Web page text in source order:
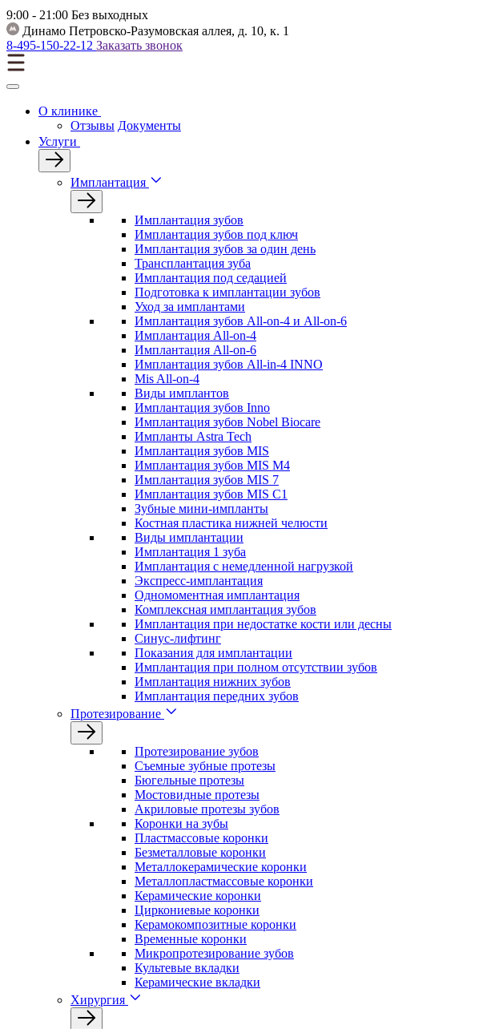
9:00 - 21:00 Без выходных
Динамо Петровско-Разумовская аллея, д. 10, к. 1
8-495-150-22-12 Заказать звонок
О клинике
Отзывы Документы
Услуги
Имплантация
Имплантация зубов
Имплантация зубов под ключ
Имплантация зубов за один день
Трансплантация зуба
Имплантация под седацией
Подготовка к имплантации зубов
Уход за имплантами
Имплантация зубов All-on-4 и All-on-6
Имплантация All-on-4
Имплантация All-on-6
Имплантация зубов All-in-4 INNO
Mis All-on-4
Виды имплантов
Имплантация зубов Inno
Имплантация зубов Nobel Biocare
Импланты Astra Tech
Имплантация зубов MIS
Имплантация зубов MIS M4
Имплантация зубов MIS 7
Имплантация зубов MIS C1
Зубные мини-импланты
Костная пластика нижней челюсти
Виды имплантации
Имплантация 1 зуба
Имплантация с немедленной нагрузкой
Экспресс-имплантация
Одномоментная имплантация
Комплексная имплантация зубов
Имплантация при недостатке кости или десны
Синус-лифтинг
Показания для имплантации
Имплантация при полном отсутствии зубов
Имплантация нижних зубов
Имплантация передних зубов
Протезирование
Протезирование зубов
Съемные зубные протезы
Бюгельные протезы
Мостовидные протезы
Акриловые протезы зубов
Коронки на зубы
Пластмассовые коронки
Безметалловые коронки
Металлокерамические коронки
Металлопластмассовые коронки
Керамические коронки
Циркониевые коронки
Керамокомпозитные коронки
Временные коронки
Микропротезирование зубов
Культевые вкладки
Керамические вкладки
Хирургия